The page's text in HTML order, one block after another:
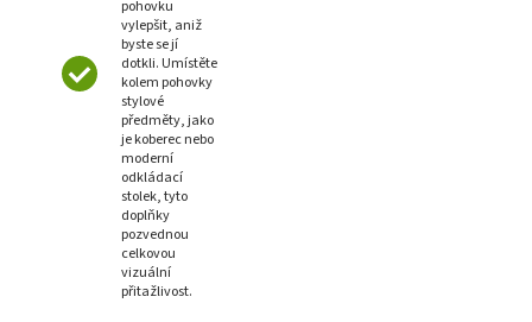
pohovku
vylepšit, aniž
byste se jí
dotkli. Umístěte
kolem pohovky
stylové
předměty, jako
je koberec nebo
moderní
odkládací
stolek, tyto
doplňky
pozvednou
celkovou
vizuální
přitažlivost.